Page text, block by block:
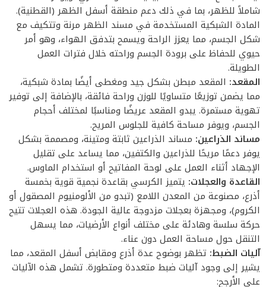
شاملاً للظهر، بما في ذلك دعم منطقة أسفل الظهر (القطنية).
المادة الشبكية المستخدمة في مسند الظهر مرنة وتتكيف مع
شكل الجسم، مما يعزز الراحة ويسمح بتدفق الهواء، وهو أمر
حيوي للحفاظ على برودة الجسم وراحته خلال فترات العمل
الطويلة.
المقعد: المقعد مبطن بشكل جيد ومغطى أيضًا بمادة شبكية،
مما يضمن توزيعًا متساويًا للوزن وراحة فائقة، بالإضافة إلى توفير
تهوية مستمرة. يبدو المقعد عريضًا ومناسبًا لمختلف أحجام
الجسم، ويوفر مساحة كافية للجلوس المريح.
مساند الذراعين: مساند الذراعين ثابتة ومتينة، ومصممة بشكل
يوفر دعمًا مريحًا للذراعين والكتفين، مما يساعد على تقليل
الإجهاد أثناء العمل على لوحة المفاتيح أو استخدام الماوس.
القاعدة والعجلات: يتميز الكرسي بقاعدة نجمية قوية بخمسة
أذرع، مصنوعة من المعدن اللامع (تبدو من الألومنيوم المصقول أو
الكروم)، ومجهزة بعجلات مزدوجة عالية الجودة. هذه العجلات تتيح
حركة سلسة وهادئة على مختلف أنواع الأرضيات، مما يسهل
التنقل حول مساحة العمل دون عناء.
آليات الضبط: تظهر بوضوح عدة أذرع ومقابض أسفل المقعد، مما
يشير إلى وجود آليات ضبط متعددة ومتطورة. تشمل هذه الآليات
على الأرجح: